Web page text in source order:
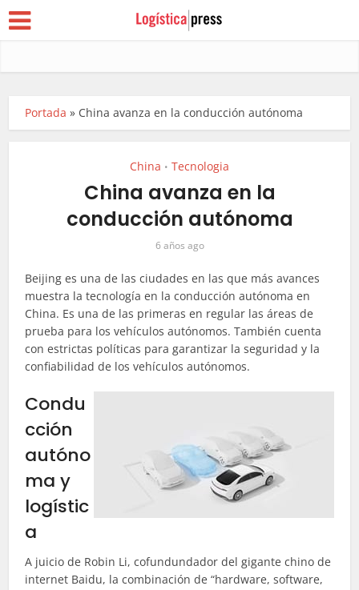
Portada » China avanza en la conducción autónoma
China • Tecnologia
China avanza en la
conducción autónoma
6 años ago
Beijing es una de las ciudades en las que más avances
muestra la tecnología en la conducción autónoma en
China. Es una de las primeras en regular las áreas de
prueba para los vehículos autónomos. También cuenta
con estrictas políticas para garantizar la seguridad y la
confiabilidad de los vehículos autónomos.
Condu
cción
autóno
ma y
logístic
a
A juicio de Robin Li, cofundundador del gigante chino de
internet Baidu, la combinación de “hardware, software,